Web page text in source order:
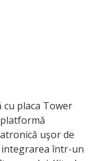
cu placa Tower
uşor de
integrarea într-un